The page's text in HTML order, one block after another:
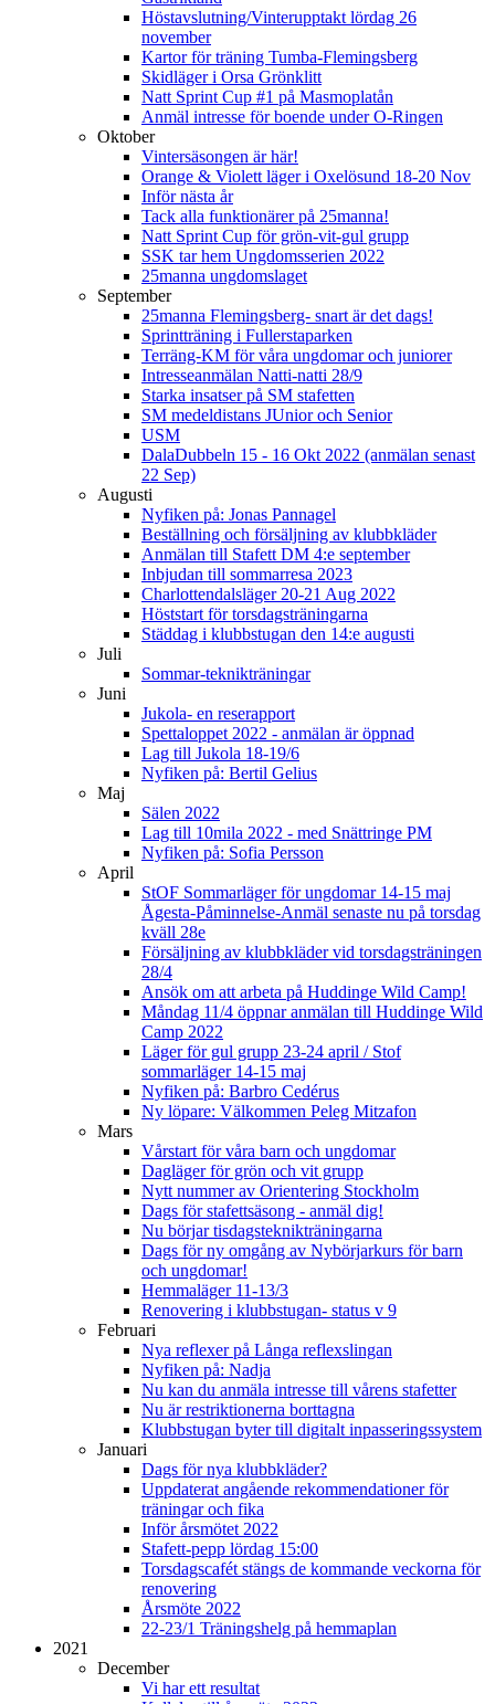
Höstavslutning/Vinterupptakt lördag 26
november
Kartor för träning Tumba-Flemingsberg
Skidläger i Orsa Grönklitt
Natt Sprint Cup #1 på Masmoplatån
Anmäl intresse för boende under O-Ringen
Oktober
Vintersäsongen är här!
Orange & Violett läger i Oxelösund 18-20 Nov
Inför nästa år
Tack alla funktionärer på 25manna!
Natt Sprint Cup för grön-vit-gul grupp
SSK tar hem Ungdomsserien 2022
25manna ungdomslaget
September
25manna Flemingsberg- snart är det dags!
Sprintträning i Fullerstaparken
Terräng-KM för våra ungdomar och juniorer
Intresseanmälan Natti-natti 28/9
Starka insatser på SM stafetten
SM medeldistans JUnior och Senior
USM
DalaDubbeln 15 - 16 Okt 2022 (anmälan senast
22 Sep)
Augusti
Nyfiken på: Jonas Pannagel
Beställning och försäljning av klubbkläder
Anmälan till Stafett DM 4:e september
Inbjudan till sommarresa 2023
Charlottendalsläger 20-21 Aug 2022
Höststart för torsdagsträningarna
Städdag i klubbstugan den 14:e augusti
Juli
Sommar-teknikträningar
Juni
Jukola- en reserapport
Spettaloppet 2022 - anmälan är öppnad
Lag till Jukola 18-19/6
Nyfiken på: Bertil Gelius
Maj
Sälen 2022
Lag till 10mila 2022 - med Snättringe PM
Nyfiken på: Sofia Persson
April
StOF Sommarläger för ungdomar 14-15 maj
Ågesta-Påminnelse-Anmäl senaste nu på torsdag
kväll 28e
Försäljning av klubbkläder vid torsdagsträningen
28/4
Ansök om att arbeta på Huddinge Wild Camp!
Måndag 11/4 öppnar anmälan till Huddinge Wild
Camp 2022
Läger för gul grupp 23-24 april / Stof
sommarläger 14-15 maj
Nyfiken på: Barbro Cedérus
Ny löpare: Välkommen Peleg Mitzafon
Mars
Vårstart för våra barn och ungdomar
Dagläger för grön och vit grupp
Nytt nummer av Orientering Stockholm
Dags för stafettsäsong - anmäl dig!
Nu börjar tisdagsteknikträningarna
Dags för ny omgång av Nybörjarkurs för barn
och ungdomar!
Hemmaläger 11-13/3
Renovering i klubbstugan- status v 9
Februari
Nya reflexer på Långa reflexslingan
Nyfiken på: Nadja
Nu kan du anmäla intresse till vårens stafetter
Nu är restriktionerna borttagna
Klubbstugan byter till digitalt inpasseringssystem
Januari
Dags för nya klubbkläder?
Uppdaterat angående rekommendationer för
träningar och fika
Inför årsmötet 2022
Stafett-pepp lördag 15:00
Torsdagscafét stängs de kommande veckorna för
renovering
Årsmöte 2022
22-23/1 Träningshelg på hemmaplan
2021
December
Vi har ett resultat